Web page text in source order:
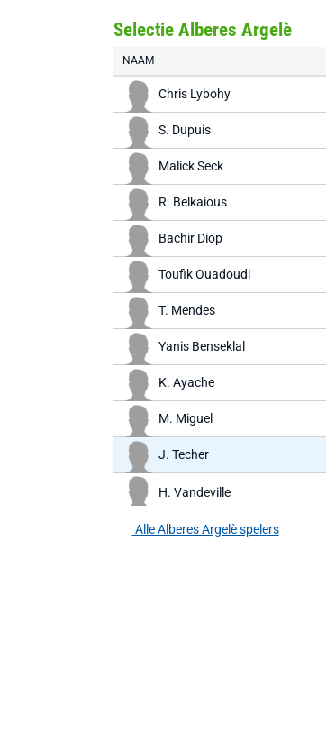
Selectie Alberes Argelè
NAAM
Chris Lybohy
S. Dupuis
Malick Seck
R. Belkaious
Bachir Diop
Toufik Ouadoudi
T. Mendes
Yanis Benseklal
K. Ayache
M. Miguel
J. Techer
H. Vandeville
Alle Alberes Argelè spelers